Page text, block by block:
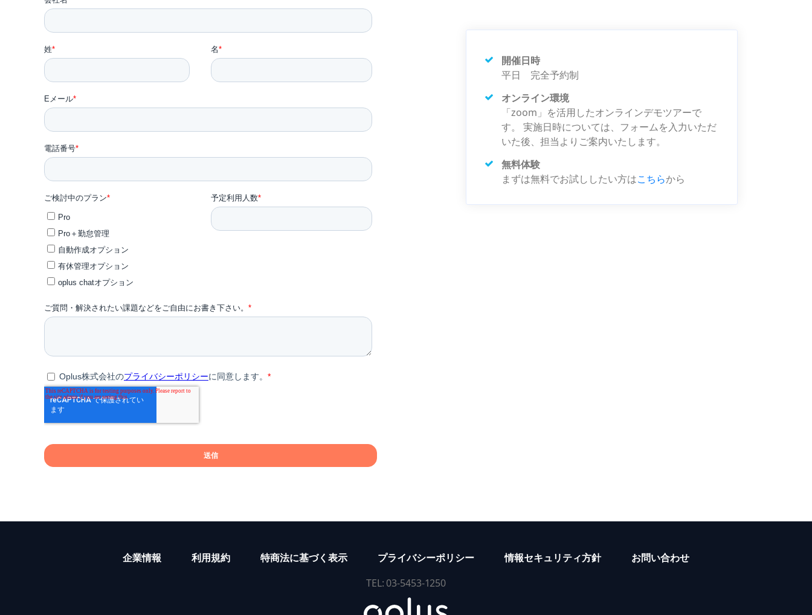
開催日時
平日 完全予約制
オンライン環境
「zoom」を活用したオンラインデモツアーで
す。 実施日時については、フォームを入力いただ
いた後、担当よりご案内いたします。
無料体験
まずは無料でお試ししたい方はこちらから
企業情報 利用規約 特商法に基づく表示 プライバシーポリシー 情報セキュリティ方針 お問い合わせ
TEL: 03-5453-1250